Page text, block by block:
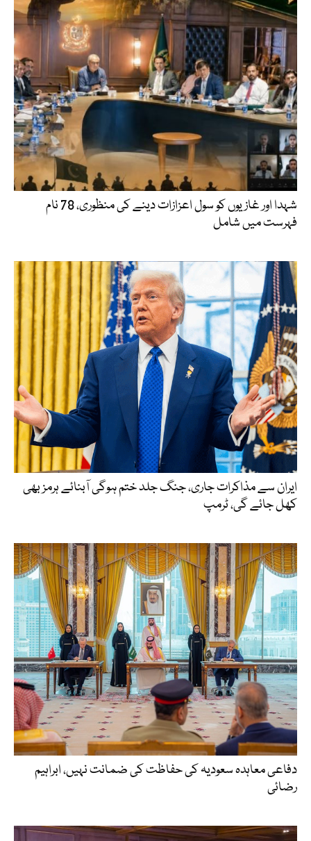
شہدا اور غازیوں کو سول اعزازات دینے کی منظوری، 78 نام
فہرست میں شامل
ایران سے مذاکرات جاری، جنگ جلد ختم ہوگی آبنائے ہرمز بھی
کھل جائے گی، ٹرمپ
دفاعی معاہدہ سعودیہ کی حفاظت کی ضمانت نہیں، ابراہیم
رضائی